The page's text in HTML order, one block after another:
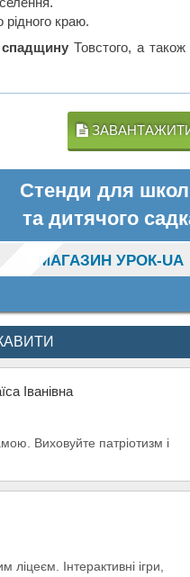
краю.
спадщинуТовстого, а також
Стенди для
та дитячого
МАГАЗИН УРОК-UA
Іванівна
Виховуйте патріотизм і
Інтерактивні ігри,